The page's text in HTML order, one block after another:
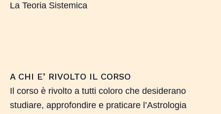
La Teoria Sistemica
A CHI E’ RIVOLTO IL CORSO
Il corso è rivolto a tutti coloro che desiderano
studiare, approfondire e praticare l’Astrologia